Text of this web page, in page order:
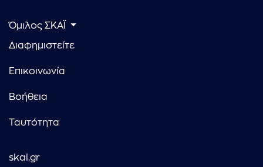
Όμιλος ΣΚΑΪ
Διαφημιστείτε
Επικοινωνία
Βοήθεια
Ταυτότητα
skai.gr